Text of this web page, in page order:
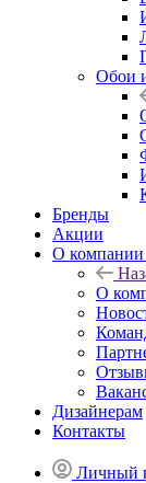
Обои
Бренды
Акции
О компании
О
Дизайнерам
Контакты
Личный